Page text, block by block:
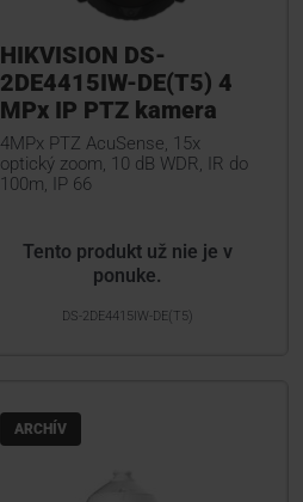
HIKVISION DS-
2DE4415IW-DE(T5) 4
MPx IP PTZ kamera
4MPx PTZ AcuSense, 15x
optický zoom, 10 dB WDR, IR do
100m, IP 66
Tento produkt už nie je v
ponuke.
DS-2DE4415IW-DE(T5)
ARCHÍV